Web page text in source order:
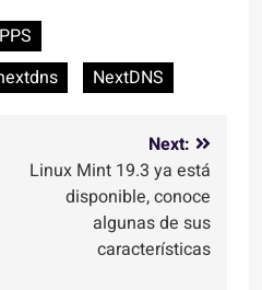
NextDNS
Next:
Linux Mint 19.3 ya está
disponible, conoce
algunas de sus
características